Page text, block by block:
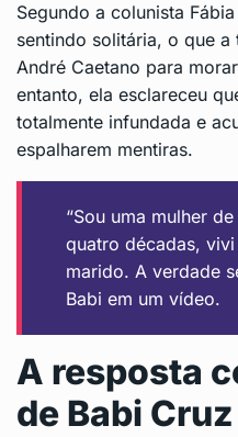
Segundo a colunista
sentindo solitária, o que
André Caetano para
entanto, ela esclareceu
totalmente infundada e
espalharem mentiras.
“Sou uma mulher
quatro décadas,
marido. A verdade
Babi em um vídeo.
A resposta
de Babi Cruz